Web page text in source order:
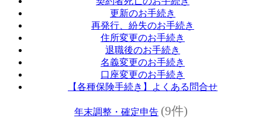
更新のお手続き
再発行、紛失のお手続き
住所変更のお手続き
退職後のお手続き
名義変更のお手続き
口座変更のお手続き
【各種保険手続き】よくある問合せ
年末調整・確定申告 (9件)